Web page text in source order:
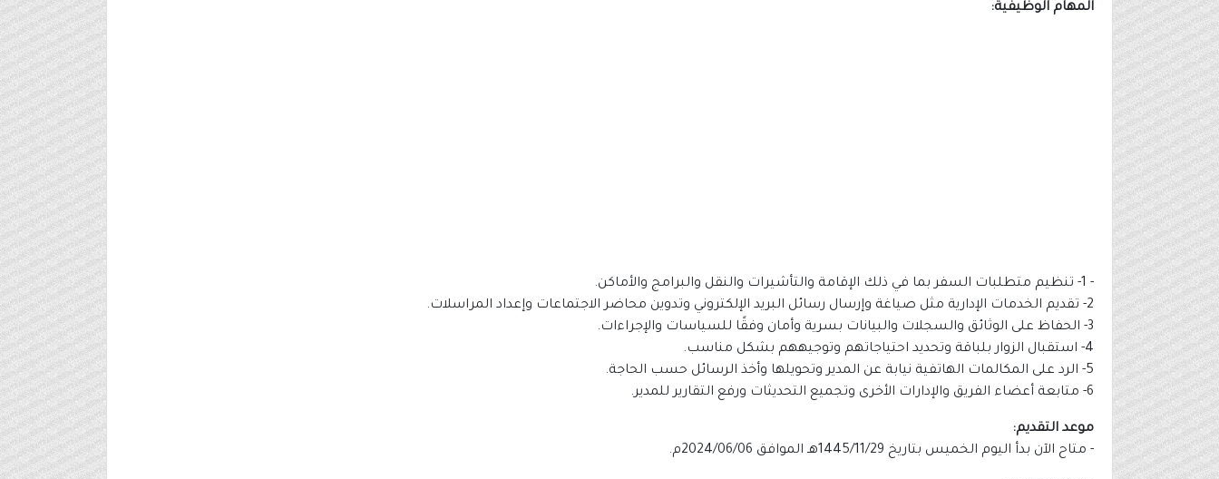
المهام الوظيفية:
- 1- تنظيم متطلبات السفر بما في ذلك الإقامة والتأشيرات والنقل والبرامج والأماكن.
2- تقديم الخدمات الإدارية مثل صياغة وإرسال رسائل البريد الإلكتروني وتدوين محاضر الاجتماعات وإعداد المراسلات.
3- الحفاظ على الوثائق والسجلات والبيانات بسرية وأمان وفقًا للسياسات والإجراءات.
4- استقبال الزوار بلباقة وتحديد احتياجاتهم وتوجيههم بشكل مناسب.
5- الرد على المكالمات الهاتفية نيابة عن المدير وتحويلها وأخذ الرسائل حسب الحاجة.
6- متابعة أعضاء الفريق والإدارات الأخرى وتجميع التحديثات ورفع التقارير للمدير.
موعد التقديم:
- متاح الآن بدأ اليوم الخميس بتاريخ 1445/11/29هـ الموافق 2024/06/06م.